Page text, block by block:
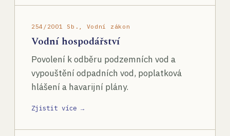
254/2001 Sb., Vodní zákon
Vodní hospodářství
Povolení k odběru podzemních vod a
vypouštění odpadních vod, poplatková
hlášení a havarijní plány.
Zjistit více →